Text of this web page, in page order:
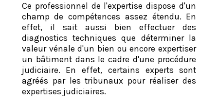
Ce professionnel de l'expertise dispose d'un
champ de compétences assez étendu. En
effet, il sait aussi bien effectuer des
diagnostics techniques que déterminer la
valeur vénale d'un bien ou encore expertiser
un bâtiment dans le cadre d'une procédure
judiciaire. En effet, certains experts sont
agréés par les tribunaux pour réaliser des
expertises judiciaires.